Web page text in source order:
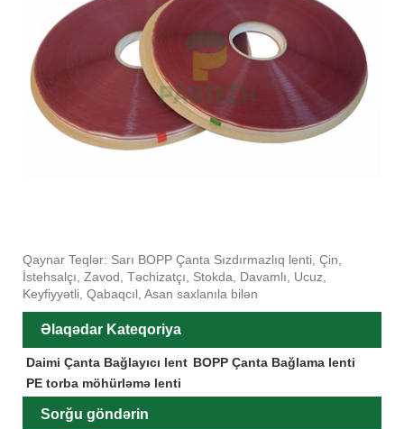
Qaynar Teqlər: Sarı BOPP Çanta Sızdırmazlıq lenti, Çin,
İstehsalçı, Zavod, Təchizatçı, Stokda, Davamlı, Ucuz,
Keyfiyyətli, Qabaqcıl, Asan saxlanıla bilən
Əlaqədar Kateqoriya
Daimi Çanta Bağlayıcı lent BOPP Çanta Bağlama lenti
PE torba möhürləmə lenti
Sorğu göndərin